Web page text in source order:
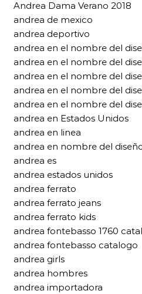
Andrea Dama Verano 2018
andrea de mexico
andrea deportivo
andrea en el nombre del
andrea en el nombre del
andrea en el nombre del
andrea en el nombre del
andrea en el nombre del
andrea en Estados Unidos
andrea en linea
andrea en nombre del
andrea es
andrea estados unidos
andrea ferrato
andrea ferrato jeans
andrea ferrato kids
andrea fontebasso 1760
andrea fontebasso catalogo
andrea girls
andrea hombres
andrea importadora